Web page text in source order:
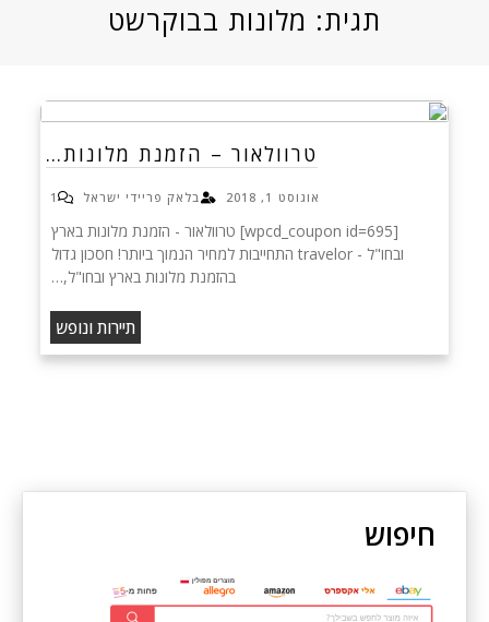
תגית: מלונות בבוקרשט
טרוולאור – הזמנת מלונות…
אוגוסט 1, 2018 בלאק פריידי ישראל 1
[wpcd_coupon id=695] טרוולאור - הזמנת מלונות בארץ
ובחו"ל - travelor התחייבות למחיר הנמוך ביותר! חסכון גדול
בהזמנת מלונות בארץ ובחו"ל,…
תיירות ונופש
חיפוש